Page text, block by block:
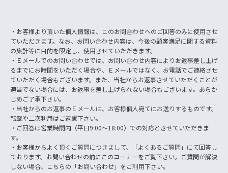
・お客様より頂いた個人情報は、このお問合わせへのご回答のみに使用させ
ていただきます。なお、お問い合わせ内容は、今後の顧客満足に関する資料
の集計等に目的を限定し、使用させていただきます。
・Ｅメールでのお問い合わせでは、お問い合わせ内容によりお返事差し上げ
るまでにお時間をいただく場合や、Ｅメールではなく、お電話でご連絡させ
ていただく場合もございます。また、当社からお返事させていただくことが
適当でない場合には、お返事を差し上げられない場合もございます。あらか
じめご了承下さい。
・当社からのお返事のＥメールは、お客様個人宛てにお送りするものです。
転載や二次利用はご遠慮下さい。
・ご回答は営業時間内（平日9:00～18:00）での対応とさせていただきま
す。
・お客様からよく頂くご質問につきまして、「よくあるご質問」にて回答し
ております。お問い合わせの前にこのコーナーをご覧下さい。ご質問が解決
しない場合、こちらの「お問い合わせ」をご利用下さい。